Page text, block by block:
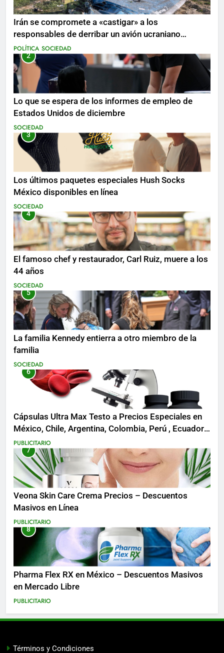
Irán se compromete a «castigar» a los
responsables de derribar un avión ucraniano
mientras se realizan arrestos
POLÍTICA SOCIEDAD
2
Lo que se espera de los informes de empleo de
Estados Unidos de diciembre
SOCIEDAD
3
Los últimos paquetes especiales Hush Socks
México disponibles en línea
SOCIEDAD
4
El famoso chef y restaurador, Carl Ruiz, muere a los
44 años
SOCIEDAD
5
La familia Kennedy entierra a otro miembro de la
familia
SOCIEDAD
6
Cápsulas Ultra Max Testo a Precios Especiales en
México, Chile, Argentina, Colombia, Perú , Ecuador,
Costa Rica y Más
PUBLICITARIO
7
Veona Skin Care Crema Precios – Descuentos
Masivos en Línea
PUBLICITARIO
8
Pharma Flex RX en México – Descuentos Masivos
en Mercado Libre
PUBLICITARIO
Términos y Condiciones